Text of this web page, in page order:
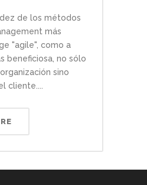
de los métodos
más
"agile", como a
beneficiosa, no sólo
sino
cliente....